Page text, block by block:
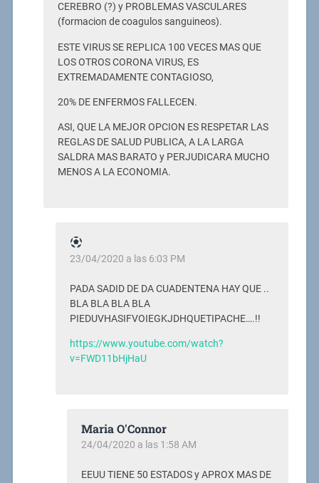
CEREBRO (?) y PROBLEMAS VASCULARES
(formacion de coagulos sanguineos).
ESTE VIRUS SE REPLICA 100 VECES MAS QUE
LOS OTROS CORONA VIRUS, ES
EXTREMADAMENTE CONTAGIOSO,
20% DE ENFERMOS FALLECEN.
ASI, QUE LA MEJOR OPCION ES RESPETAR LAS
REGLAS DE SALUD PUBLICA, A LA LARGA
SALDRA MAS BARATO y PERJUDICARA MUCHO
MENOS A LA ECONOMIA.
23/04/2020 a las 6:03 PM
PADA SADID DE DA CUADENTENA HAY QUE ..
BLA BLA BLA BLA
PIEDUVHASIFVOIEGKJDHQUETIPACHE….!!
https://www.youtube.com/watch?
v=FWD11bHjHaU
Maria O'Connor
24/04/2020 a las 1:58 AM
EEUU TIENE 50 ESTADOS y APROX MAS DE